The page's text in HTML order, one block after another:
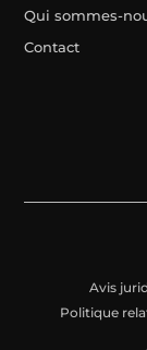
Qui sommes-
Contact
Avis
Politique